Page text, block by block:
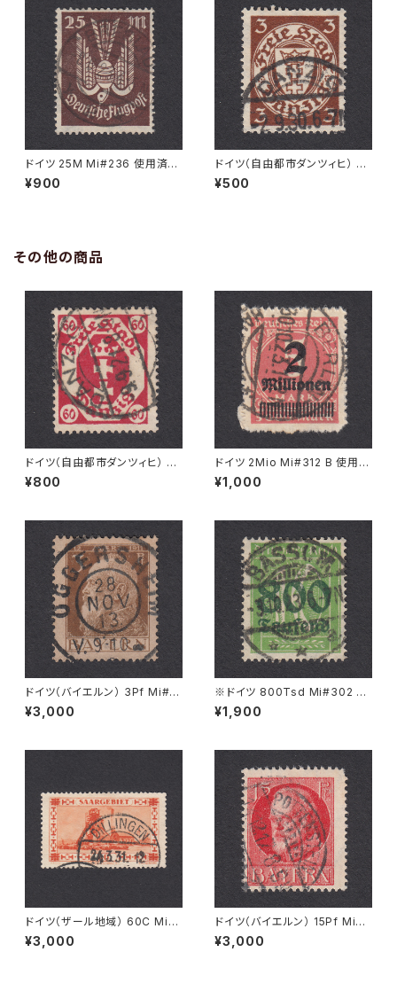
ドイツ 25M Mi#236 使用済み
切手｜BRESLAU 8.6.1923
¥900
ドイツ（自由都市ダンツィヒ） 3P
f Mi#216 使用済み切手｜DA
NZIG 2.9.1930
¥500
その他の商品
ドイツ（自由都市ダンツィヒ） 60
Pf Mi#81 使用済み切手｜DA
NZIG 9.9.1921
¥800
ドイツ 2Mio Mi#312 B 使用済
み切手｜BERLIN 30.10.1923
¥1,000
ドイツ（バイエルン） 3Pf Mi#7
6 使用済み切手｜OGGERSHE
IM 28.NOV.1913
¥3,000
※ドイツ 800Tsd Mi#302 A
使用済み切手｜BASSUM 3.1
0.1923
¥1,900
ドイツ（ザール地域） 60C Mi#1
43 使用済み切手｜DILLINGE
N 24.3.1931
¥3,000
ドイツ（バイエルン） 15Pf Mi#1
15 A 使用済み切手｜POTTEN
STEIN 14.12.1917
¥3,000